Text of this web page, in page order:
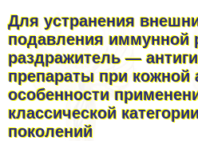
Для устранения
подавления иммунной
раздражитель —
препараты при кожной
особенности
классической
поколений